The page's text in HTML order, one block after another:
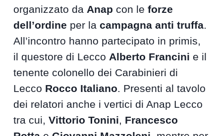
organizzato da Anap con leforze
dell’ordine per lacampagna anti truffa.
All’incontro hanno partecipato in primis,
il questore di Lecco Alberto Francini e il
tenente colonello dei Carabinieri di
Lecco Rocco Italiano. Presenti al tavolo
dei relatori anche i vertici di Anap Lecco
tra cui,Vittorio Tonini, Francesco